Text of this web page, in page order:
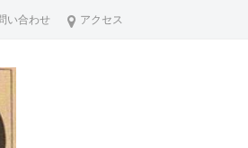
い合わせ アクセス